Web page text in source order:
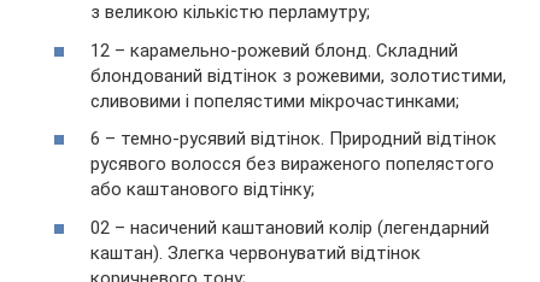
з великою кількістю перламутру;
12 – карамельно-рожевий блонд. Складний
блондований відтінок з рожевими, золотистими,
сливовими і попелястими мікрочастинками;
6 – темно-русявий відтінок. Природний відтінок
русявого волосся без вираженого попелястого
або каштанового відтінку;
02 – насичений каштановий колір (легендарний
каштан). Злегка червонуватий відтінок